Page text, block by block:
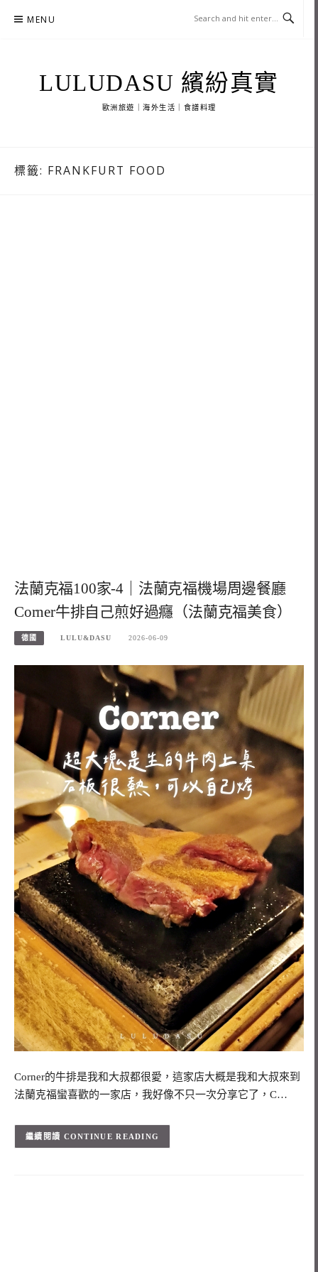
MENU
LULUDASU 繽紛真實
歐洲旅遊｜海外生活｜食譜料理
標籤: FRANKFURT FOOD
法蘭克福100家-4｜法蘭克福機場周邊餐廳
Corner牛排自己煎好過癮（法蘭克福美食）
德國 LULU&DASU 2026-06-09
Corner的牛排是我和大叔都很愛，這家店大概是我和大叔來到
法蘭克福蠻喜歡的一家店，我好像不只一次分享它了，C…
CONTINUE READING